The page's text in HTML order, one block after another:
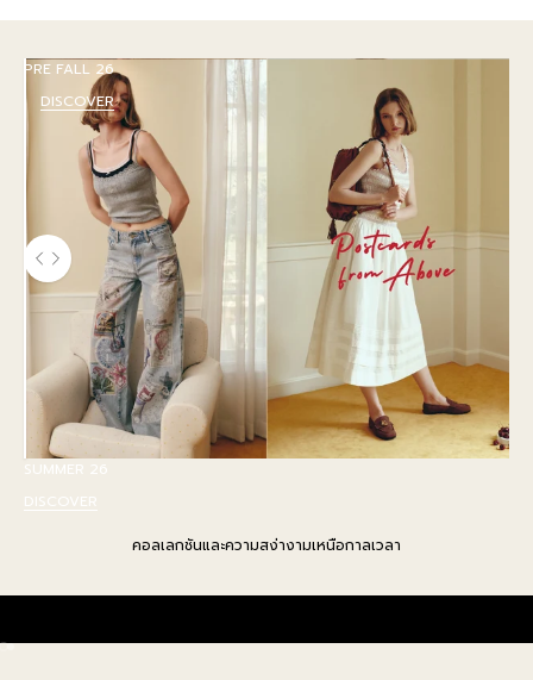
SUMMER 26
DISCOVER
PRE FALL 26
DISCOVER
ใช้ปุ่มลูกศรซ้าย และ ขวาเพื่อเลื่อนดูภาพก่อนและหลัง
คอลเลกชันและความสง่างามเหนือกาลเวลา